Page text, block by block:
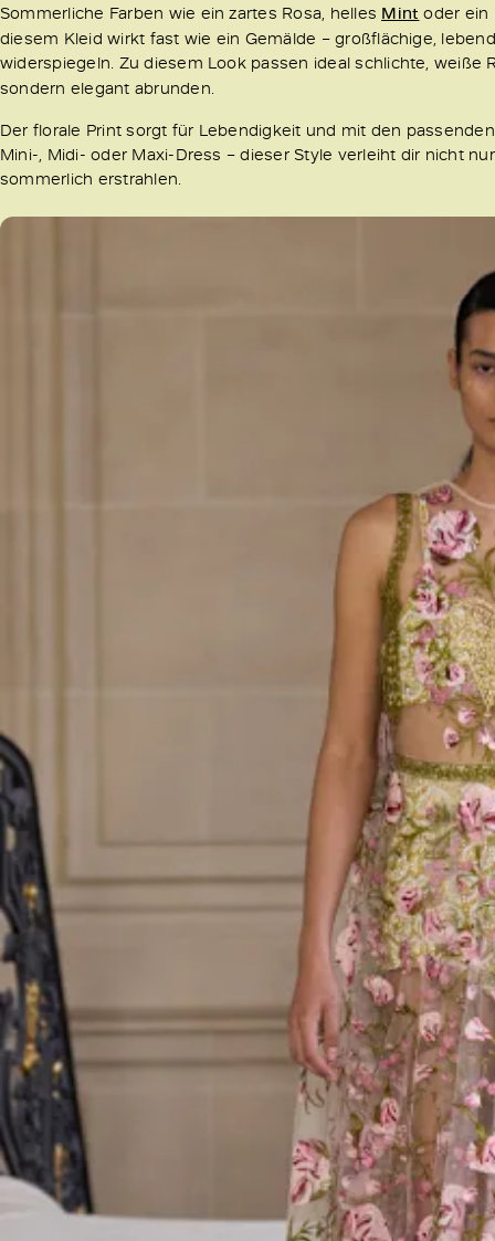
Sommerliche Farben wie ein zartes Rosa, helles Mint oder ein
diesem Kleid wirkt fast wie ein Gemälde – großflächige,
widerspiegeln. Zu diesem Look passen ideal schlichte, weiße
sondern elegant abrunden.
Der florale Print sorgt für Lebendigkeit und mit den
Mini-, Midi- oder Maxi-Dress – dieser Style verleiht dir nicht
sommerlich erstrahlen.